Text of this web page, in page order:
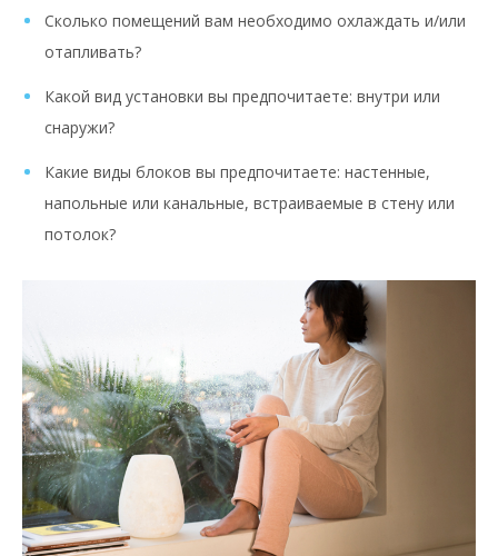
Сколько помещений вам необходимо охлаждать и/или
отапливать?
Какой вид установки вы предпочитаете: внутри или
снаружи?
Какие виды блоков вы предпочитаете: настенные,
напольные или канальные, встраиваемые в стену или
потолок?